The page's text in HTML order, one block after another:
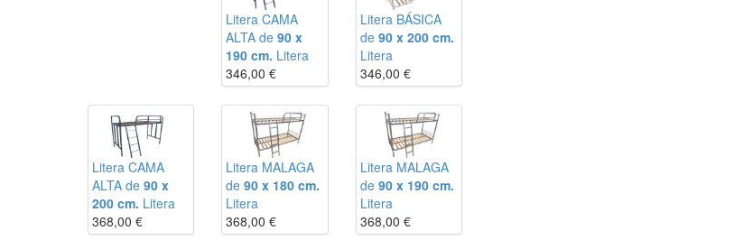
Litera CAMA
ALTA de90 x
190 cm. Litera
346,00 €
Litera BÁSICA
de 90 x 200 cm.
Litera
346,00 €
Litera CAMA
ALTA de 90 x
200 cm. Litera
368,00 €
Litera MALAGA
de90 x 180 cm.
Litera
368,00 €
Litera MALAGA
de 90 x 190 cm.
Litera
368,00 €